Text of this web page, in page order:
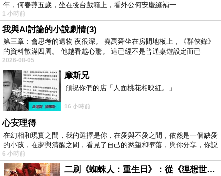
讓一個地方慢慢變成可以住的樣子。
但交屋的時候，
常常會有一種反過來的感覺，
一種做到這裡，好像就可以了，
不需要再多什麼的感覺。
我想，人也是吧。
一開始什麼都想留下，
年，何春燕五歲，坐在後台戲箱上，看外公何安慶縫補一
1 小時前
我與AI討論的小說劇情(3)
第三章：會思考的遺物 夜很深。 堯禹舜坐在房間地板上，《群俠錄》
的資料散滿四周。 他越看越心驚。 這已經不是普通桌遊設定而已
2026-08-05
摩斯兄
預祝你們的店「人面桃花相映紅。」
16 小時前
心安理得
在幻相和現實之間，我的選擇是你，在愛與不愛之間，依然是一個缺愛
的小孩，在夢與清醒之間，看見了自己的慾望和墮落，與你分享，你説
6 小時前
二刷《蜘蛛人：重生日》：從《狸想世界》到《怪奇物語》